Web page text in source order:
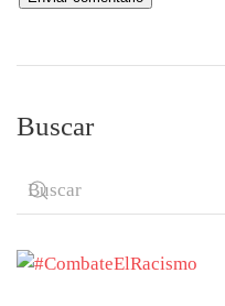
Buscar